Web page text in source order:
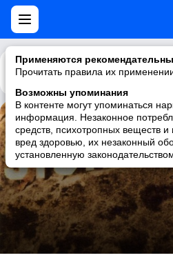
Применяются
Прочитать правила их
Возможны упоминания
В контенте могут упоминаться
информация. Незаконное
средств, психотропных веществ и
вред здоровью, их незаконный
установленную
Каталог Рекомендации
Aerials / Arto
System of a Down